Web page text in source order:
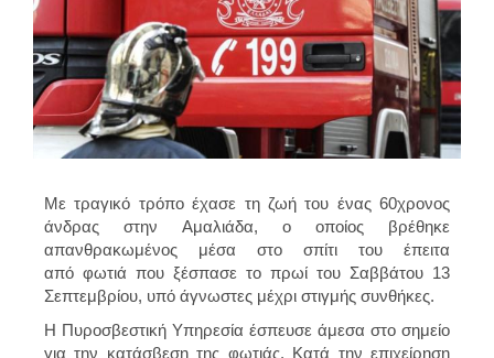
Με τραγικό τρόπο έχασε τη ζωή του ένας 60χρονος
άνδρας στην Αμαλιάδα, ο οποίος βρέθηκε
απανθρακωμένος μέσα στο σπίτι του έπειτα
από φωτιά που ξέσπασε το πρωί του Σαββάτου 13
Σεπτεμβρίου, υπό άγνωστες μέχρι στιγμής συνθήκες.
Η Πυροσβεστική Υπηρεσία έσπευσε άμεσα στο σημείο
για την κατάσβεση της φωτιάς. Κατά την επιχείρηση